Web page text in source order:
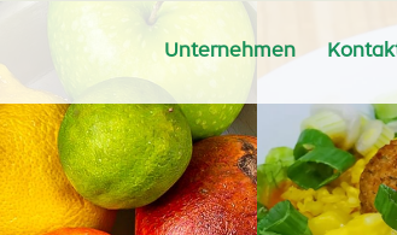
Unternehmen